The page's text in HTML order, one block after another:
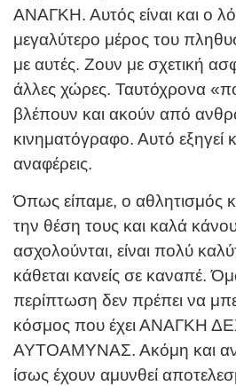
ΑΝΑΓΚΗ. Αυτός είναι και ο
μεγαλύτερο μέρος του
με αυτές. Ζουν με σχετική
άλλες χώρες. Ταυτόχρονα
βλέπουν και ακούν από
κινηματόγραφο. Αυτό εξηγεί
αναφέρεις.
Όπως είπαμε, ο αθλητισμός
την θέση τους και καλά
ασχολούνται, είναι πολύ
κάθεται κανείς σε καναπέ.
περίπτωση δεν πρέπει να
κόσμος που έχει ΑΝΑΓΚΗ
ΑΥΤΟΑΜΥΝΑΣ. Ακόμη και αν
ίσως έχουν αμυνθεί